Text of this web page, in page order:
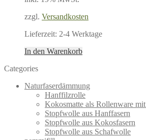
zzgl. Versandkosten
Lieferzeit: 2-4 Werktage
In den Warenkorb
Categories
Naturfaserdämmung
Hanffilzrolle
Kokosmatte als Rollenware
Stopfwolle aus Hanffasern
Stopfwolle aus Kokosfasern
Stopfwolle aus Schafwolle